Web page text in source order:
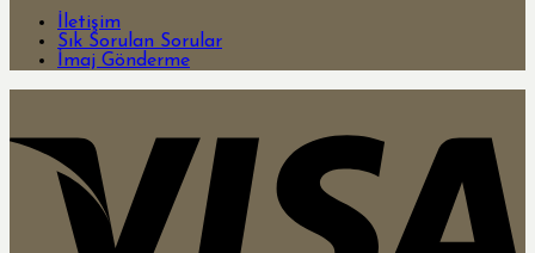
İletişim
Sık Sorulan Sorular
İmaj Gönderme